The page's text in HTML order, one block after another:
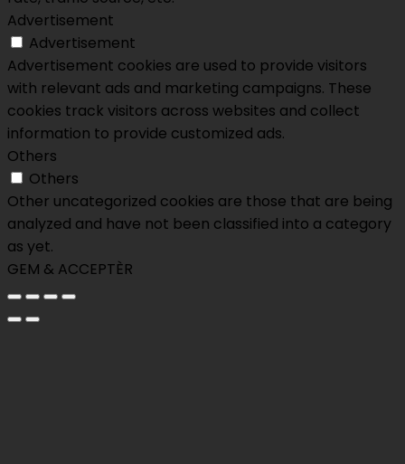
Advertisement
Advertisement
Advertisement cookies are used to provide visitors
with relevant ads and marketing campaigns. These
cookies track visitors across websites and collect
information to provide customized ads.
Others
Others
Other uncategorized cookies are those that are being
analyzed and have not been classified into a category
as yet.
GEM & ACCEPTÈR